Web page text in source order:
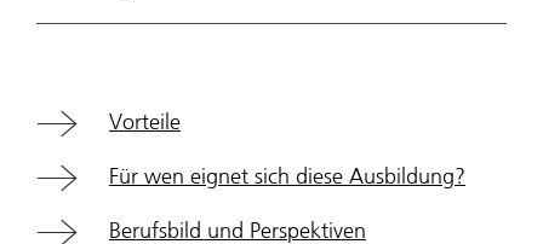
Vorteile
Für wen eignet sich diese Ausbildung?
Berufsbild und Perspektiven